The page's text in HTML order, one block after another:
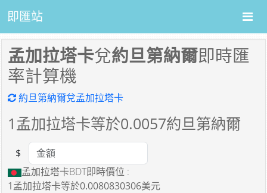
即匯站
孟加拉塔卡兌約旦第納爾即時匯
率計算機
約旦第納爾兌孟加拉塔卡
1 孟加拉塔卡等於0.0057約旦第納爾
Amount
$
孟加拉塔卡BDT即時價位 :
1孟加拉塔卡等於0.0080830306美元